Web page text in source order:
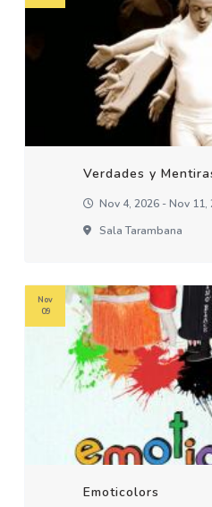
Verdades y
Nov 4, 2026 - Nov 11,
Sala Tarambana
Emoticolors
Nov
09